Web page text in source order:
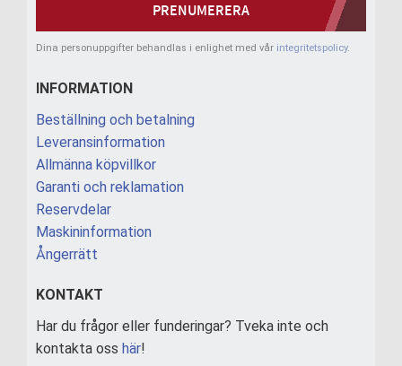
PRENUMERERA
Dina personuppgifter behandlas i enlighet med vår integritetspolicy.
INFORMATION
Beställning och betalning
Leveransinformation
Allmänna köpvillkor
Garanti och reklamation
Reservdelar
Maskininformation
Ångerrätt
KONTAKT
Har du frågor eller funderingar? Tveka inte och
kontakta oss här!